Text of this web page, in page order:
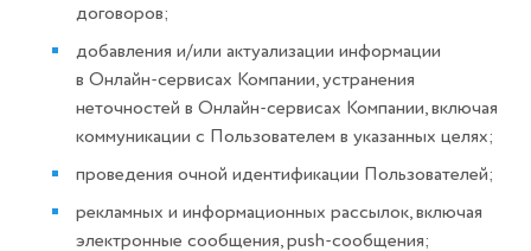
договоров;
добавления и/или актуализации информации
в Онлайн-сервисах Компании, устранения
неточностей в Онлайн-сервисах Компании, включая
коммуникации с Пользователем в указанных целях;
проведения очной идентификации Пользователей;
рекламных и информационных рассылок, включая
электронные сообщения, push-сообщения;